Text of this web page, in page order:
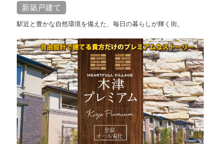
新築戸建て
駅近と豊かな自然環境を備えた、毎日の暮らしが輝く街。